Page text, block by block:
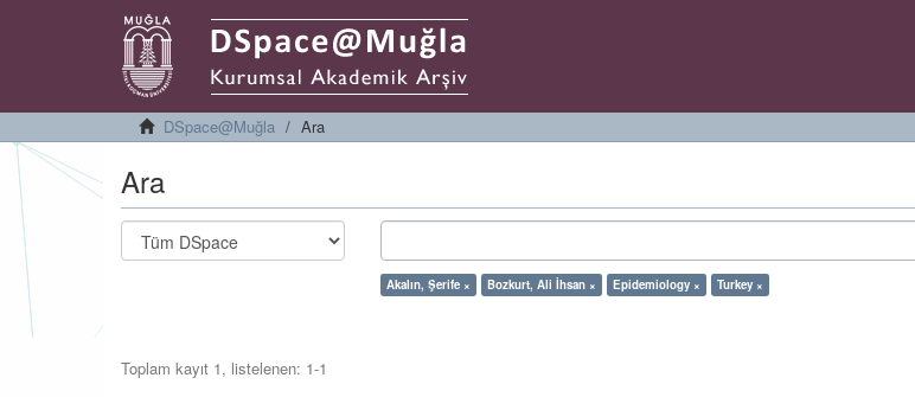
DSpace@Muğla Ara
Ara
Akalın, Şerife × Bozkurt, Ali İhsan × Epidemiology × Turkey ×
Toplam kayıt 1, listelenen: 1-1